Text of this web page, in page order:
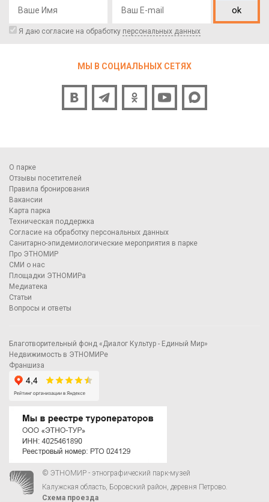
ok
Я даю согласие на обработку персональных данных
МЫ В СОЦИАЛЬНЫХ СЕТЯХ
О парке
Отзывы посетителей
Правила бронирования
Вакансии
Карта парка
Техническая поддержка
Согласие на обработку персональных данных
Санитарно-эпидемиологические мероприятия в парке
Про ЭТНОМИР
СМИ о нас
Площадки ЭТНОМИРа
Медиатека
Статьи
Вопросы и ответы
Благотворительный фонд «Диалог Культур - Единый Мир»
Недвижимость в ЭТНОМИРе
Франшиза
© ЭТНОМИР - этнографический парк-музей
Калужская область, Боровский район, деревня Петрово.
Схема проезда